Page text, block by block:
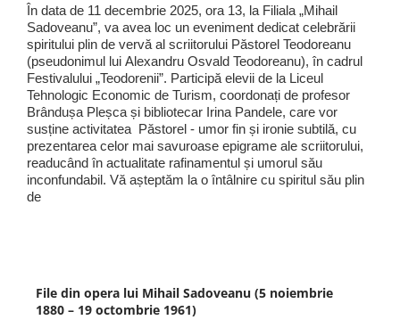
În data de 11 decembrie 2025, ora 13, la Filiala „Mihail
Sadoveanu”, va avea loc un eveniment dedicat celebrării
spiritului plin de vervă al scriitorului Păstorel Teodoreanu
(pseudonimul lui Alexandru Osvald Teodoreanu), în cadrul
Festivalului „Teodorenii”. Participă elevii de la Liceul
Tehnologic Economic de Turism, coordonați de profesor
Brândușa Pleșca și bibliotecar Irina Pandele, care vor
susține activitatea Păstorel - umor fin și ironie subtilă, cu
prezentarea celor mai savuroase epigrame ale scriitorului,
readucând în actualitate rafinamentul și umorul său
inconfundabil. Vă așteptăm la o întâlnire cu spiritul său plin
de
File din opera lui Mihail Sadoveanu (5 noiembrie
1880 – 19 octombrie 1961)